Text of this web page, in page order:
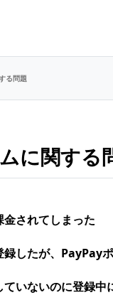
る問題
に関する
されてしまった
録したが、PayPay
いないのに登録中